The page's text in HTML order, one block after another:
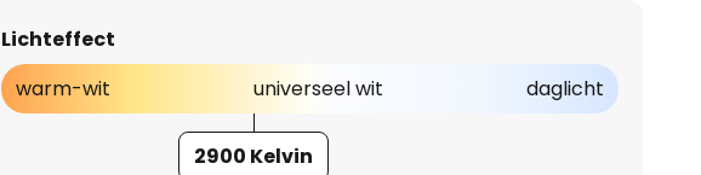
Lichteffect
warm-wit
universeel wit daglicht
2900 Kelvin